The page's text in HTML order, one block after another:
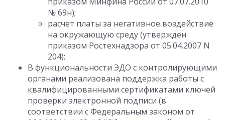
№ 69н);
расчет платы за негативное воздействие
на окружающую среду (утвержден
приказом Ростехнадзора от 05.04.2007 N
204);
В функциональности ЭДО с контролирующими
органами реализована поддержка работы с
квалифицированными сертификатами ключей
проверки электронной подписи (в
соответствии с Федеральным законом от